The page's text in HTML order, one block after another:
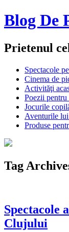
Blog De
Prietenul
Spectacole
Cinema de
Activităţi
Poezii pentru
Jocurile
Aventurile
Produse
Tag
Spectacole
Clujului